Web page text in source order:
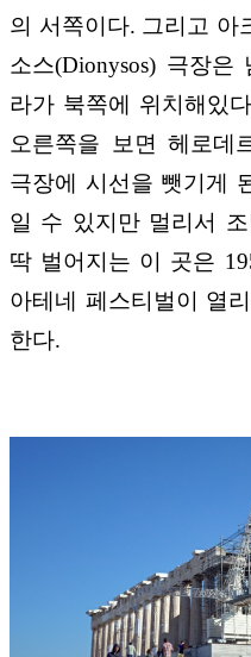
의 서쪽이다. 그리고 아
소스(Dionysos) 극장
라가 북쪽에 위치해있
오른쪽을 보면 헤로데
극장에 시선을 뺏기게
일 수 있지만 멀리서
딱 벌어지는 이 곳은
아테네 페스티벌이 열
한다.